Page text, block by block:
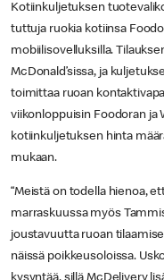
Kotiinkuljetuksen
tuttuja ruokia kotiinsa
mobiilisovelluksilla.
McDonald’sissa, ja
toimittaa ruoan
viikonloppuisin Foodoran ja
kotiinkuljetuksen hinta
mukaan.
“Meistä on todella hienoa,
marraskuussa myös
joustavuutta ruoan
näissä poikkeusoloissa.